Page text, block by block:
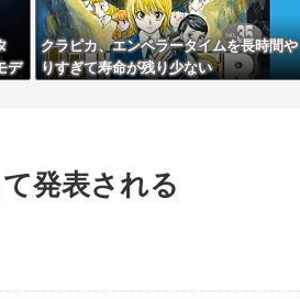
デ
クラピカ、エンペラータイムを長時間や
りすぎて寿命が残り少ない
発表される